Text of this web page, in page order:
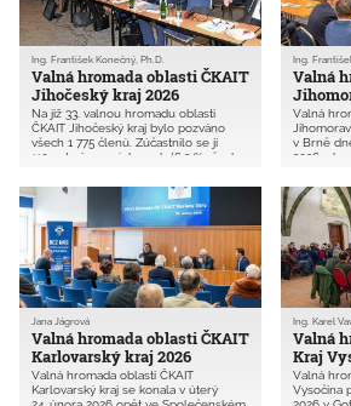
Valná hromada oblasti ČKAIT
Jihočeský kraj 2026
Ing. František Konečný, Ph.D.
Na již 33. valnou hromadu oblasti
ČKAIT Jihočeský kraj bylo pozváno
všech 1 775 členů. Zúčastnilo se jí
110 autorizovaných osob (6,2 % všech
Valná
Ing.
Valná
v Brně
2026 v
pozváno
a
osob (2,4
Valná hromada oblasti ČKAIT
Karlovarský kraj 2026
Jana Jágrová
Valná hromada oblasti ČKAIT
Karlovarský kraj se konala v úterý
Valná
Kraj
Ing. Karel
Valná
Vysočina